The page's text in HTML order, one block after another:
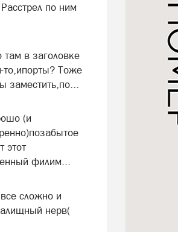
по ним
там в заголовке
Тоже
заместить,по...
(и
этот
филим...
сложно и
нерв(